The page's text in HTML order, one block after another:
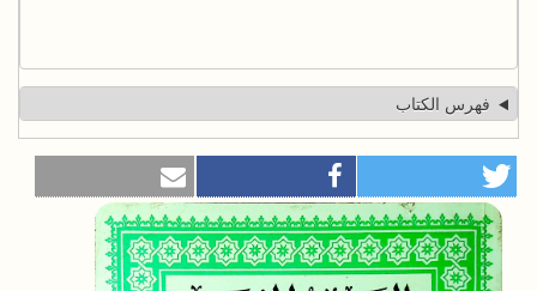
فهرس الكتاب